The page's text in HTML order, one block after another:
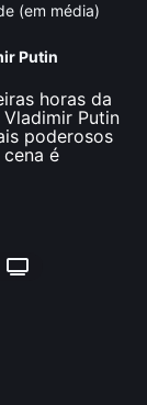
(em média)
Putin
horas da
Putin
poderosos
é